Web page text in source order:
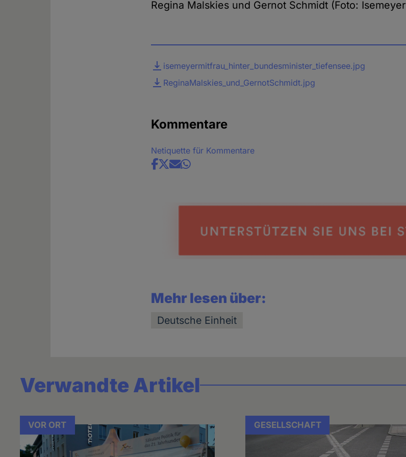
Regina Malskies und Gernot Schmidt (Foto: Isemeyer
Dateiisemeyermitfrau_hinter_bundesminister_tiefensee.jpg
ReginaMalskies_und_GernotSchmidt.jpg
Kommentare
Netiquette für Kommentare
Share
Mehr lesen über:
Deutsche Einheit
Verwandte Artikel
VOR ORT GESELLSCHAFT